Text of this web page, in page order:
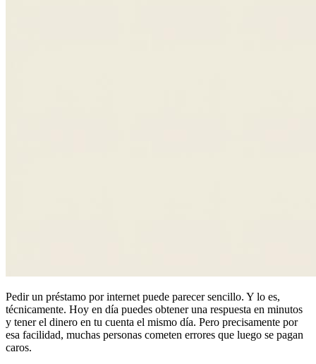
Pedir un préstamo por internet puede parecer sencillo. Y lo es,
técnicamente. Hoy en día puedes obtener una respuesta en minutos
y tener el dinero en tu cuenta el mismo día. Pero precisamente por
esa facilidad, muchas personas cometen errores que luego se pagan
caros.